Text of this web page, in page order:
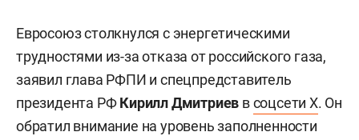
Евросоюз столкнулся с энергетическими
трудностями из-за отказа от российского газа,
заявил глава РФПИ и спецпредставитель
президента РФКирилл Дмитриев всоцсети X. Он
обратил внимание на уровень заполненности